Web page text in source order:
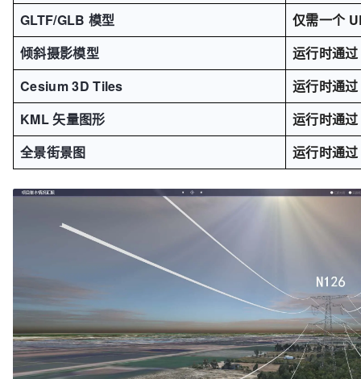
GLTF/GLB 模型
仅需一个
倾斜摄影模型
运行时通
Cesium 3D Tiles
运行时通
KML 矢量图形
运行时通
全景街景图
运行时通